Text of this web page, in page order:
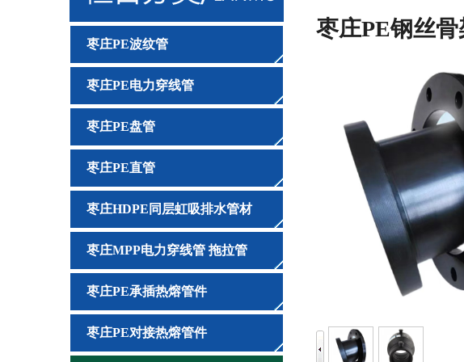
枣庄PE波纹管
枣庄PE电力穿线管
枣庄PE盘管
枣庄PE直管
枣庄HDPE同层虹吸排水管材
枣庄MPP电力穿线管 拖拉管
枣庄PE承插热熔管件
枣庄PE对接热熔管件
枣庄PE钢丝